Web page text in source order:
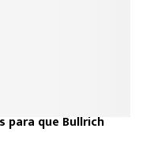
para que Bullrich